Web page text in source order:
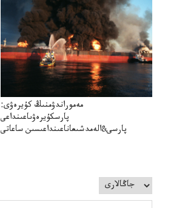
مەموراندۋمنىڭ كۇيرەۋى:
پارسكۇيرەۋىاعىنداعى
پارسى&الەمدشىعاناعىنداعىسىن ساعاتى